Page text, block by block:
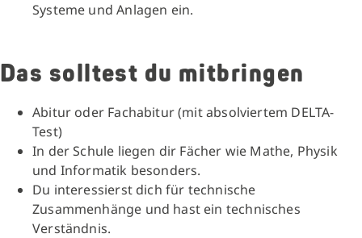
Systeme und Anlagen ein.
Das solltest du mitbringen
Abitur oder Fachabitur (mit absolviertem DELTA-
Test)
In der Schule liegen dir Fächer wie Mathe, Physik
und Informatik besonders.
Du interessierst dich für technische
Zusammenhänge und hast ein technisches
Verständnis.